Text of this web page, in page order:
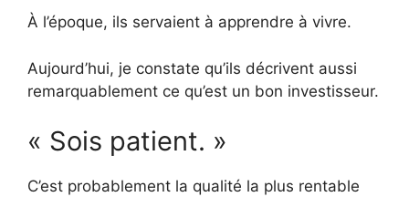
À l’époque, ils servaient à apprendre à vivre.
Aujourd’hui, je constate qu’ils décrivent aussi
remarquablement ce qu’est un bon investisseur.
« Sois patient. »
C’est probablement la qualité la plus rentable